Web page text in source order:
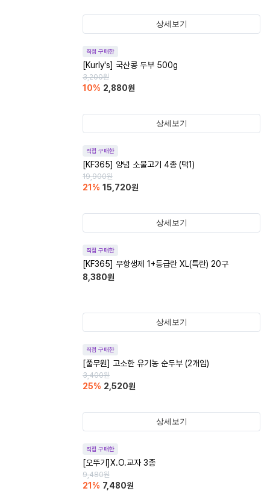
상세보기
직접 구매한
[Kurly's] 국산콩 두부 500g
3,200원
10% 2,880원
상세보기
직접 구매한
[KF365] 양념 소불고기 4종 (택1)
19,900원
21 % 15,720원
상세보기
직접 구매한
[KF365] 무항생제 1+등급란 XL(특란) 20구
8,380원
상세보기
직접 구매한
[풀무원] 고소한 유기농 순두부 (2개입)
3,400원
25% 2,520원
상세보기
직접 구매한
[오뚜기]X.O.교자 3종
9,480원
21 % 7,480원